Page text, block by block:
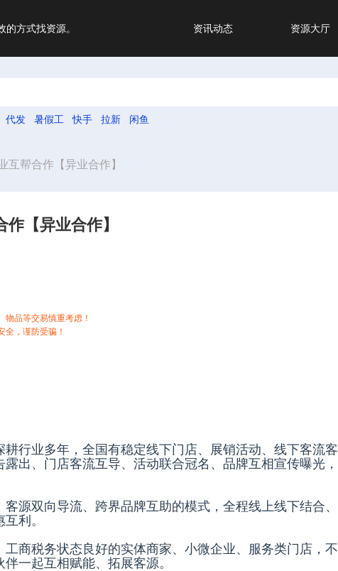
方式找资源。 资讯动态 资源大厅
代发 暑假工 快手 拉新 闲鱼
互帮合作【异业合作】
【异业合作】
物品等交易慎重考虑！
全，谨防受骗！
行业多年，全国有稳定线下门店、展销活动、线下客流客
出、门店客流互导、活动联合冠名、品牌互相宣传曝光，
源双向导流、跨界品牌互助的模式，全程线上线下结合、
利。
商税务状态良好的实体商家、小微企业、服务类门店，不
一起互相赋能、拓展客源。